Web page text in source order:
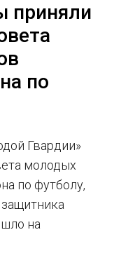
приняли
по
Гвардии»
молодых
по футболу,
на